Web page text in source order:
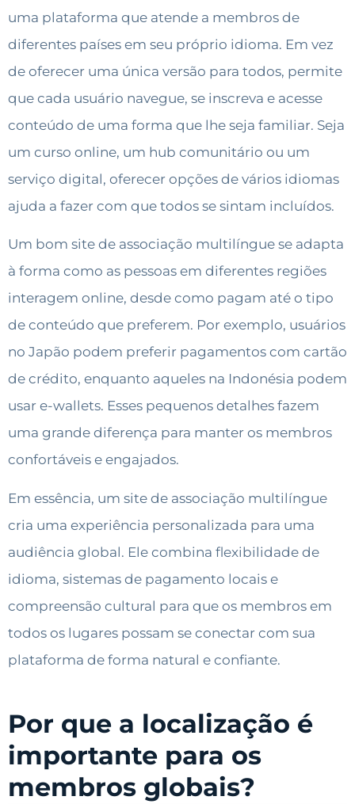
uma plataforma que atende a membros de
diferentes países em seu próprio idioma. Em vez
de oferecer uma única versão para todos, permite
que cada usuário navegue, se inscreva e acesse
conteúdo de uma forma que lhe seja familiar. Seja
um curso online, um hub comunitário ou um
serviço digital, oferecer opções de vários idiomas
ajuda a fazer com que todos se sintam incluídos.
Um bom site de associação multilíngue se adapta
à forma como as pessoas em diferentes regiões
interagem online, desde como pagam até o tipo
de conteúdo que preferem. Por exemplo, usuários
no Japão podem preferir pagamentos com cartão
de crédito, enquanto aqueles na Indonésia podem
usar e-wallets. Esses pequenos detalhes fazem
uma grande diferença para manter os membros
confortáveis e engajados.
Em essência, um site de associação multilíngue
cria uma experiência personalizada para uma
audiência global. Ele combina flexibilidade de
idioma, sistemas de pagamento locais e
compreensão cultural para que os membros em
todos os lugares possam se conectar com sua
plataforma de forma natural e confiante.
Por que a localização é
importante para os
membros globais?